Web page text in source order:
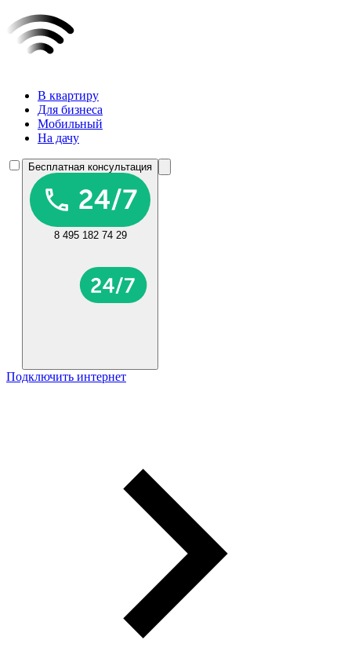
В квартиру
Для бизнеса
Мобильный
На дачу
Бесплатная консультация
8 495 182 74 29
Подключить интернет